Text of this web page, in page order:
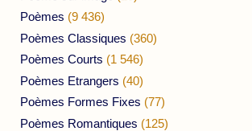
Poèmes (9 436)
Poèmes Classiques (360)
Poèmes Courts (1 546)
Poèmes Etrangers (40)
Poèmes Formes Fixes (77)
Poèmes Romantiques (125)